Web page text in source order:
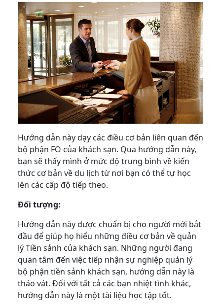
Hướng dẫn này dạy các điều cơ bản liên quan đến
bộ phận FO của khách sạn. Qua hướng dẫn này,
bạn sẽ thấy mình ở mức độ trung bình về kiến ​​
thức cơ bản về du lịch từ nơi bạn có thể tự học
lên các cấp độ tiếp theo.
Đối tượng:
Hướng dẫn này được chuẩn bị cho người mới bắt
đầu để giúp họ hiểu những điều cơ bản về quản
lý Tiền sảnh của khách sạn. Những người đang
quan tâm đến việc tiếp nhận sự nghiệp quản lý
bộ phận tiền sảnh khách sạn, hướng dẫn này là
tháo vát. Đối với tất cả các bạn nhiệt tình khác,
hướng dẫn này là một tài liệu học tập tốt.